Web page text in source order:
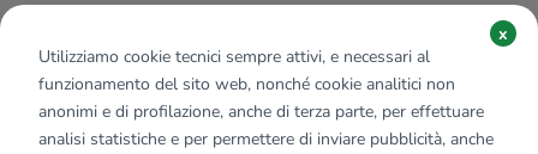
Utilizziamo cookie tecnici sempre attivi, e necessari al
funzionamento del sito web, nonché cookie analitici non
anonimi e di profilazione, anche di terza parte, per effettuare
analisi statistiche e per permettere di inviare pubblicità, anche
x